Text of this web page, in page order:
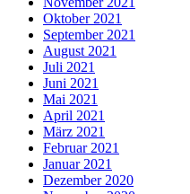
Oktober 2021
September 2021
August 2021
Juli 2021
Juni 2021
Mai 2021
April 2021
März 2021
Februar 2021
Januar 2021
Dezember 2020